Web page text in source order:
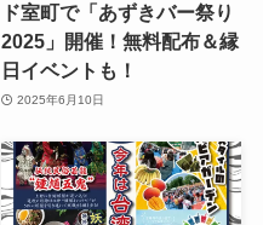
ド室町で「あずきバー祭り
2025」開催！無料配布＆縁
日イベントも！
2025年6月10日